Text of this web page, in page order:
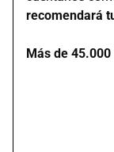
recomendará
Más de